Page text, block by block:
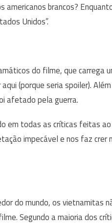
americanos brancos?
Unidos”.
do filme, que carrega
(porque seria spoiler).
afetado pela guerra.
em todas as críticas feitas
impecável e nos faz crer
do mundo, os vietnamitas
Segundo a maioria dos